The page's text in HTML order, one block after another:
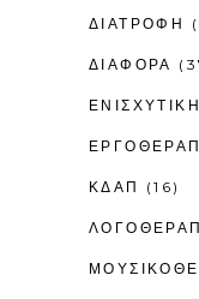
ΔΙΑΤΡΟΦΗ
ΔΙΑΦΟΡΑ
ΚΔΑΠ (16)